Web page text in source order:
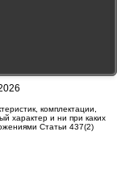
комплектации,
характер и ни при каких
Статьи 437(2)